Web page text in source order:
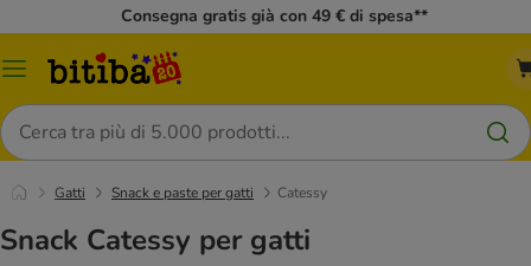
Consegna gratis già con 49 € di spesa**
Overview
Cerca
Gatti Snack e paste per gatti Catessy
Snack Catessy per gatti